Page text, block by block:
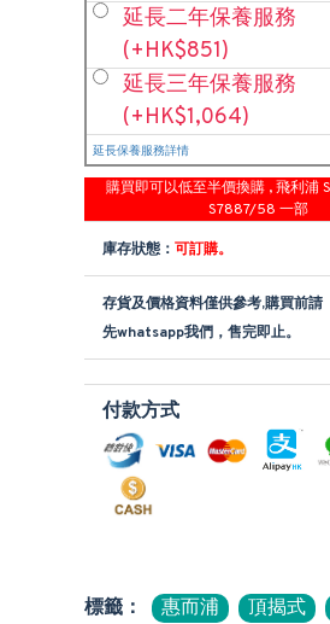
延長二年保養服務
(+HK$851)
延長三年保養服務
(+HK$1,064)
延長保養服務詳情
購買即可以低至半價換購 , 飛利浦
S7887/58 一部
庫存狀態： 可訂購。
存貨及價格資料僅供參考,購買前請
先whatsapp我們，售完即止。
付款方式
標籤： 惠而浦 頂揭式